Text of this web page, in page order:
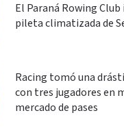
El Paraná Rowing
pileta climatizada de
Racing tomó una
con tres jugadores en
mercado de pases